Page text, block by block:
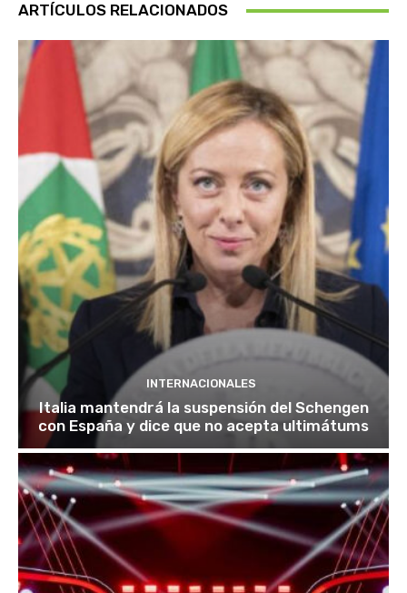
ARTÍCULOS RELACIONADOS
INTERNACIONALES
Italia mantendrá la suspensión del Schengen
con España y dice que no acepta ultimátums